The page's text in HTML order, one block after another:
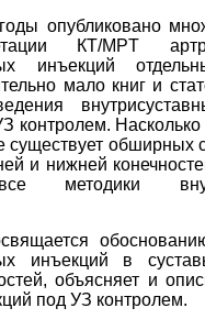
опубликовано
КТ/МРТ
инъекций
мало книг и
контролем. Насколько
существует обширных
и нижней
методики
инъекций в
объясняет и
под УЗ контролем.